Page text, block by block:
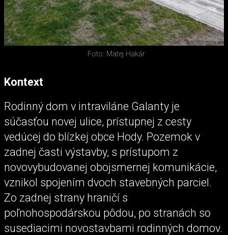
Foto: Matej Hakár
Kontext
Rodinný dom v intraviláne Galanty je
súčasťou novej ulice, prístupnej z cesty
vedúcej do blízkej obce Hody. Pozemok v
zadnej časti výstavby, s prístupom z
novovybudovanej obojsmernej komunikácie,
vznikol spojením dvoch stavebných parciel.
Zo zadnej strany hraničí s
poľnohospodárskou pôdou, po stranách so
susediacimi novostavbami rodinných domov.